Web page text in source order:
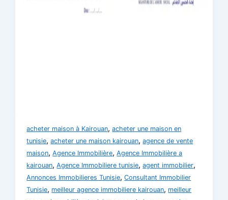
acheter maison à Kairouan,acheter une maison en
tunisie,acheter une maison kairouan,agence de vente
maison,Agence Immobilière,Agence Immobilière a
kairouan,Agence Immobiliere tunisie,agent immobilier,
Annonces Immobilieres Tunisie,Consultant Immobilier
Tunisie, meilleur agence immobiliere kairouan, meilleur